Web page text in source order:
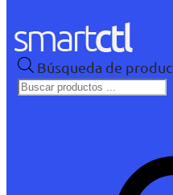
Búsqueda de